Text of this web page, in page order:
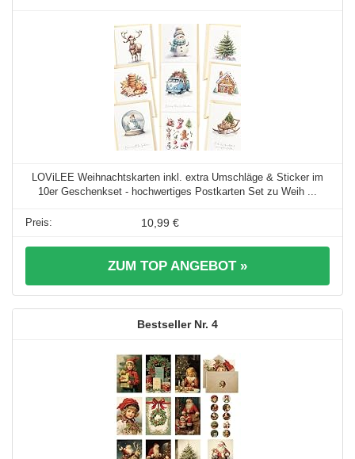
LOViLEE Weihnachtskarten inkl. extra Umschläge & Sticker im
10er Geschenkset - hochwertiges Postkarten Set zu Weih ...
10,99 €
ZUM TOP ANGEBOT »
4